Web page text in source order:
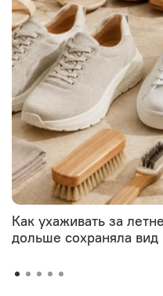
Как ухаживать за
дольше сохраняла вид